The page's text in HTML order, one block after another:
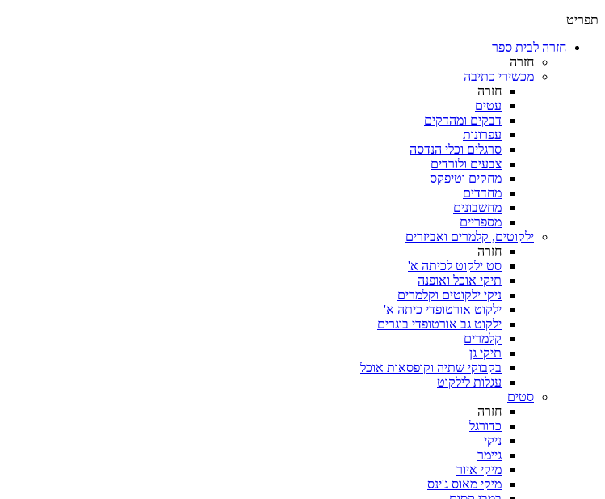
תפריט
חזרה לבית ספר
חזרה
מכשירי כתיבה
חזרה
עטים
דבקים ומהדקים
עפרונות
סרגלים וכלי הנדסה
צבעים ולורדים
מחקים וטיפקס
מחדדים
מחשבונים
מספריים
ילקוטים, קלמרים ואביזרים
חזרה
סט ילקוט לכיתה א'
תיקי אוכל ואופנה
ניקי ילקוטים וקלמרים
ילקוט אורטופדי כיתה א'
ילקוט גב אורטופדי בוגרים
קלמרים
תיקי גן
בקבוקי שתיה וקופסאות אוכל
עגלות לילקוט
סטים
חזרה
כדורגל
ניקי
גיימר
מיקי איור
מיקי מאוס ג'ינס